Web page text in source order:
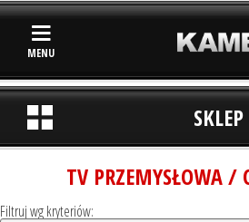
MENU
TV PRZEMYSŁOWA /
Filtruj wg kryteriów: